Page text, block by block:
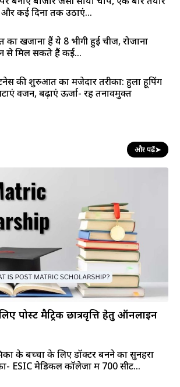
कई दिनों तक उठाएं...
का खजाना हैं ये 8 भीगी हुई चीजें, रोजाना
से मिल सकते हैं कई...
की शुरुआत का मजेदार तरीका: हुला हूपिंग
वजन, बढ़ाएं ऊर्जा- रहें तनावमुक्त
और पढ़ें➤
पोस्ट मैट्रिक छात्रवृत्ति हेतु ऑनलाइन
के बच्चों के लिए डॉक्टर बनने का सुनहरा
ESIC मेडिकल कॉलेजों में 700 सीटें...